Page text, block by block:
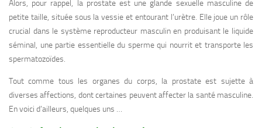
Alors, pour rappel, la prostate est une glande sexuelle masculine de
petite taille, située sous la vessie et entourant l’urètre. Elle joue un rôle
crucial dans le système reproducteur masculin en produisant le liquide
séminal, une partie essentielle du sperme qui nourrit et transporte les
spermatozoïdes.
Tout comme tous les organes du corps, la prostate est sujette à
diverses affections, dont certaines peuvent affecter la santé masculine.
En voici d’ailleurs, quelques uns …